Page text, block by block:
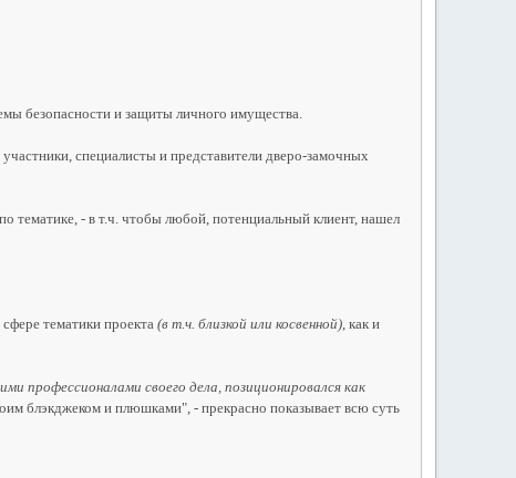
безопасности и защиты личного имущества.
специалисты и представители дверо-замочных
тематике, - в т.ч. чтобы любой, потенциальный клиент, нашел
тематики проекта (в т.ч. близкой или косвенной) , как и
профессионалами своего дела, позиционировался как
блэкджеком и плюшками", - прекрасно показывает всю суть